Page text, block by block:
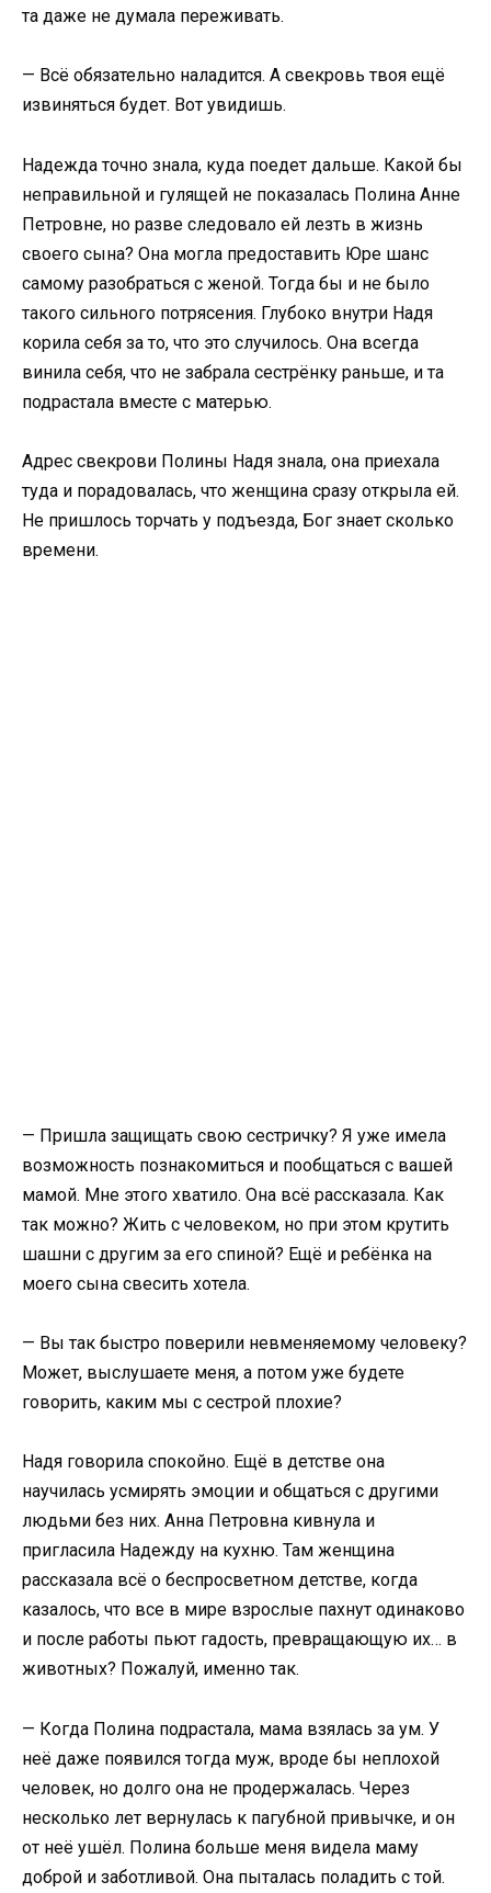
та даже не думала переживать.
— Всё обязательно наладится. А свекровь твоя ещё
извиняться будет. Вот увидишь.
Надежда точно знала, куда поедет дальше. Какой бы
неправильной и гулящей не показалась Полина Анне
Петровне, но разве следовало ей лезть в жизнь
своего сына? Она могла предоставить Юре шанс
самому разобраться с женой. Тогда бы и не было
такого сильного потрясения. Глубоко внутри Надя
корила себя за то, что это случилось. Она всегда
винила себя, что не забрала сестрёнку раньше, и та
подрастала вместе с матерью.
Адрес свекрови Полины Надя знала, она приехала
туда и порадовалась, что женщина сразу открыла ей.
Не пришлось торчать у подъезда, Бог знает сколько
времени.
— Пришла защищать свою сестричку? Я уже имела
возможность познакомиться и пообщаться с вашей
мамой. Мне этого хватило. Она всё рассказала. Как
так можно? Жить с человеком, но при этом крутить
шашни с другим за его спиной? Ещё и ребёнка на
моего сына свесить хотела.
— Вы так быстро поверили невменяемому человеку?
Может, выслушаете меня, а потом уже будете
говорить, каким мы с сестрой плохие?
Надя говорила спокойно. Ещё в детстве она
научилась усмирять эмоции и общаться с другими
людьми без них. Анна Петровна кивнула и
пригласила Надежду на кухню. Там женщина
рассказала всё о беспросветном детстве, когда
казалось, что все в мире взрослые пахнут одинаково
и после работы пьют гадость, превращающую их… в
животных? Пожалуй, именно так.
— Когда Полина подрастала, мама взялась за ум. У
неё даже появился тогда муж, вроде бы неплохой
человек, но долго она не продержалась. Через
несколько лет вернулась к пагубной привычке, и он
от неё ушёл. Полина больше меня видела маму
доброй и заботливой. Она пыталась поладить с той.